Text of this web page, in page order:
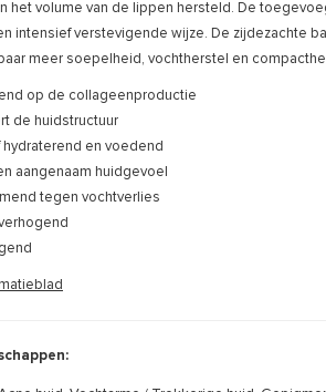
het volume van de lippen hersteld. De
intensief verstevigende wijze. De zijdezachte
meer soepelheid, vochtherstel en
op de collageenproductie
de huidstructuur
hydraterend en voedend
aangenaam huidgevoel
tegen vochtverlies